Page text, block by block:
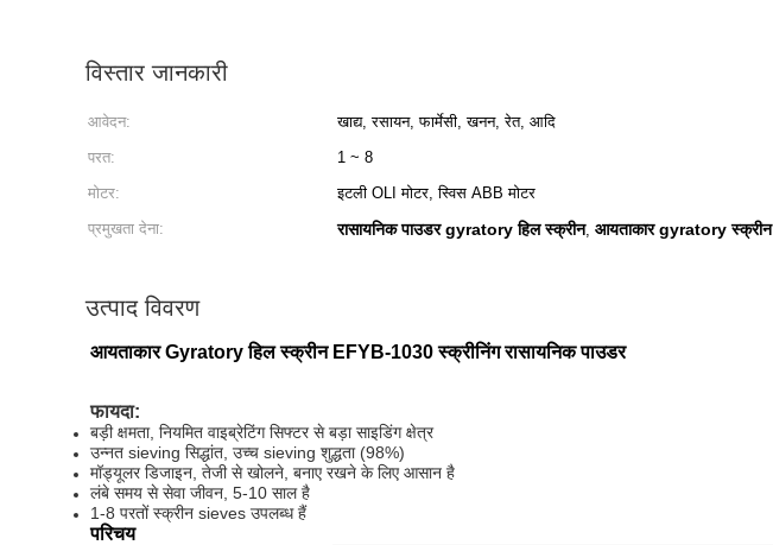
विस्तार जानकारी
आवेदन: खाद्य, रसायन, फार्मेसी, खनन, रेत, आदि
परत:
1 ~ 8
मोटर:
इटली OLI मोटर, स्विस ABB मोटर
प्रमुखता देना:
रासायनिक पाउडर gyratory हिल स्क्रीन, आयताकार gyratory स्क्रीन
उत्पाद विवरण
आयताकार Gyratory हिल स्क्रीन EFYB-1030 स्क्रीनिंग रासायनिक पाउडर
फायदा:
बड़ी क्षमता, नियमित वाइब्रेटिंग सिफ्टर से बड़ा साइडिंग क्षेत्र
उन्नत sieving सिद्धांत, उच्च sieving शुद्धता (98%)
मॉड्यूलर डिजाइन, तेजी से खोलने, बनाए रखने के लिए आसान है
लंबे समय से सेवा जीवन, 5-10 साल है
1-8 परतों स्क्रीन sieves उपलब्ध हैं
परिचय